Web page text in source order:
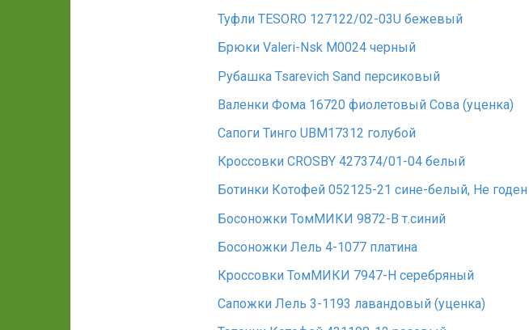
Туфли TESORO 127122/02-03U бежевый
Брюки Valeri-Nsk М0024 черный
Рубашка Tsarevich Sand персиковый
Валенки Фома 16720 фиолетовый Сова (уценка)
Сапоги Тинго UBM17312 голубой
Кроссовки CROSBY 427374/01-04 белый
Ботинки Котофей 052125-21 сине-белый, Не годен
Босоножки ТомМИКИ 9872-B т.синий
Босоножки Лель 4-1077 платина
Кроссовки ТомМИКИ 7947-H серебряный
Сапожки Лель 3-1193 лавандовый (уценка)